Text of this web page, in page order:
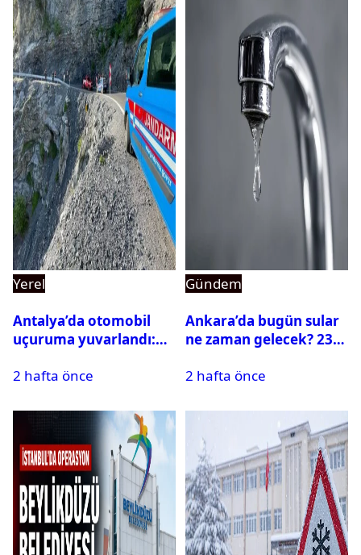
Yerel
Antalya’da otomobil
uçuruma yuvarlandı:
var
2 hafta önce
Gündem
Ankara’da bugün sular
ne zaman gelecek? 23
su kesintisi sorgulama
2 hafta önce